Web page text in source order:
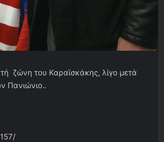
ζώνη του Καραϊσκάκης, λίγο μετά
Πανιώνιο..